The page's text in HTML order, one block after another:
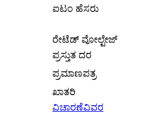
ಐಟಂ ಹೆಸರು
ರೇಟೆಡ್ ವೋಲ್ಟೇಜ್
ಪ್ರಸ್ತುತ ದರ
ಪ್ರಮಾಣಪತ್ರ
ಖಾತರಿ
ವಿಚಾರಣೆವಿವರ